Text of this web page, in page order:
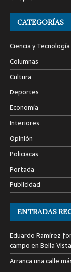
CATEGORÍAS
Ciencia y Tecnología
Columnas
Cultura
Deportes
Economía
Interiores
Opinión
Policiacas
Portada
Publicidad
ENTRADAS
Eduardo Ramírez
campo en Bella
Arranca una calle